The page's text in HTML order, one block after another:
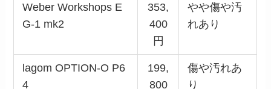
Weber Workshops E
G-1 mk2
353,
400
円
やや傷や汚
れあり
lagom OPTION-O P6
4
199,
800
傷や汚れあ
り